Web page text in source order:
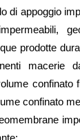
di appoggio
prodotte
macerie
confinato
confinato